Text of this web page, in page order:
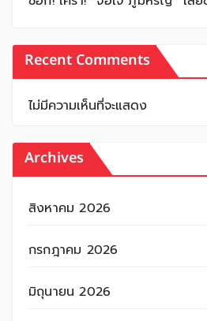
Recent Comments
ไม่มีความเห็นที่จะแสดง
Archives
สิงหาคม 2026
กรกฎาคม 2026
มิถุนายน 2026